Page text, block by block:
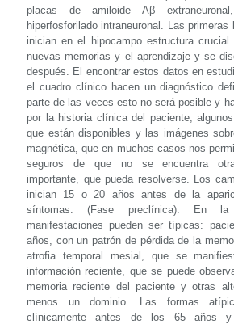
placas de amiloide Aβ
hiperfosforilado intraneuronal. Las primeras
inician en el hipocampo estructura
nuevas memorias y el aprendizaje y se
después. El encontrar estos datos en
el cuadro clínico hacen un diagnóstico
parte de las veces esto no será posible y
por la historia clínica del paciente,
que están disponibles y las imágenes
magnética, que en muchos casos nos
seguros de que no se encuentra
importante, que pueda resolverse. Los
inician 15 o 20 años antes de la
síntomas. (Fase preclínica). En
manifestaciones pueden ser típicas:
años, con un patrón de pérdida de la
atrofia temporal mesial, que se
información reciente, que se puede
memoria reciente del paciente y otras
menos un dominio. Las formas
clínicamente antes de los 65 años y